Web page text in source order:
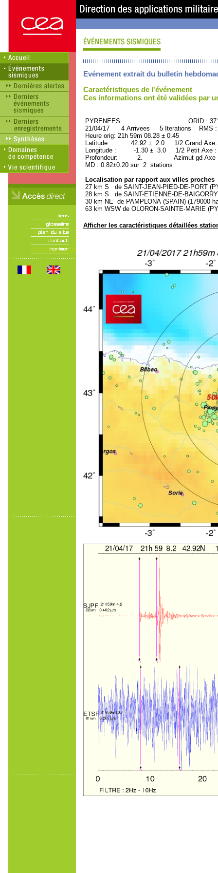
Evénement extrait du bulletin
Caractéristiques de l'événement
Ces informations ont été validées par
PYRENEES ORID :
21/04/17 4 Arrivees 5 Iterations RMS
Heure orig: 21h 59m 08.28 ± 0.45
Latitude : 42.92 ± 2.0 1/2 Grand
Longitude : -1.30 ± 3.0 1/2 Petit Axe
Profondeur: 2. Azimut gd Axe :
MD : 0.82±0.20 sur 2 stations
Localisation par rapport aux villes proches
27 km S de SAINT-JEAN-PIED-DE-PORT
28 km S de SAINT-ETIENNE-DE-
30 km NE de PAMPLONA (SPAIN) (179000
63 km WSW de OLORON-SAINTE-MARIE
Afficher les caractéristiques détaillées